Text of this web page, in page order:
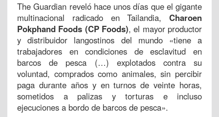
The Guardian reveló hace unos días que el gigante
multinacional radicado en Tailandia, Charoen
Pokphand Foods (CP Foods), el mayor productor
y distribuidor langostinos del mundo «tiene a
trabajadores en condiciones de esclavitud en
barcos de pesca (…) explotados contra su
voluntad, comprados como animales, sin percibir
paga durante años y en turnos de veinte horas,
sometidos a palizas y torturas e incluso
ejecuciones a bordo de barcos de pesca».